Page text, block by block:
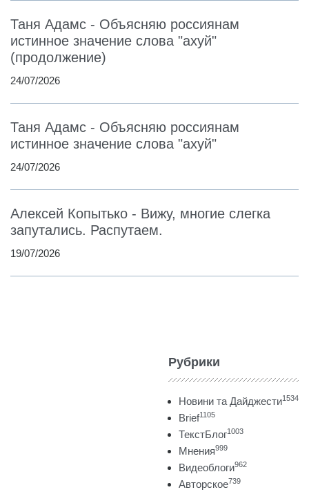
Таня Адамс - Объясняю россиянам
истинное значение слова "ахуй"
(продолжение)
24/07/2026
Таня Адамс - Объясняю россиянам
истинное значение слова "ахуй"
24/07/2026
Алексей Копытько - Вижу, многие слегка
запутались. Распутаем.
19/07/2026
Рубрики
Новини та Дайджести1534
Brief1105
ТекстБлог1003
Мнения999
Видеоблоги962
Авторское739